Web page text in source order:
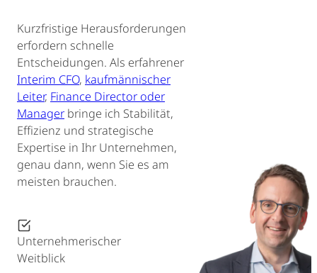
Kurzfristige Herausforderungen
erfordern schnelle
Entscheidungen. Als erfahrener
Interim CFO, kaufmännischer
Leiter, Finance Director oder
Manager bringe ich Stabilität,
Effizienz und strategische
Expertise in Ihr Unternehmen,
genau dann, wenn Sie es am
meisten brauchen.
Unternehmerischer
Weitblick